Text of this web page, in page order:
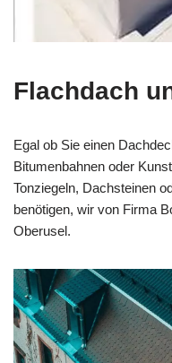
Flachdach
Egal ob Sie einen
Bitumenbahnen oder
Tonziegeln, Dachsteinen
benötigen, wir von Firma
Oberusel.